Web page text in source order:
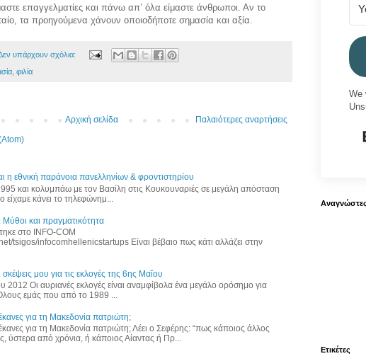
επαγγελματίες και πάνω απ’ όλα είμαστε άνθρωποι. Αν το
τα προηγούμενα χάνουν οποιοδήποτε σημασία και αξία.
υπάρχουν σχόλια:
φιλία
Παλαιότερες αναρτήσεις
Αρχική σελίδα
η εθνική παράνοια πανελληνίων & φροντιστηρίου
και κολυμπάω με τον Βασίλη στις Κουκουναριές σε μεγάλη απόσταση
κάνει το τηλεφώνημ...
Μύθοι και πραγματικότητα
στο INFO-COM
tsigos/infocomhellenicstartups Είναι βέβαιο πως κάτι αλλάζει στην
μου για τις εκλογές της 6ης Μαΐου
Οι αυριανές εκλογές είναι αναμφίβολα ένα μεγάλο ορόσημο για
εμάς που από το 1989 ...
για τη Μακεδονία πατριώτη;
για τη Μακεδονία πατριώτη; Λέει ο Σεφέρης: “πως κάποιος άλλος
ύστερα από χρόνια, ή κάποιος Αίαντας ή Πρ...
We
Αναγνώστες
Ετικέτες